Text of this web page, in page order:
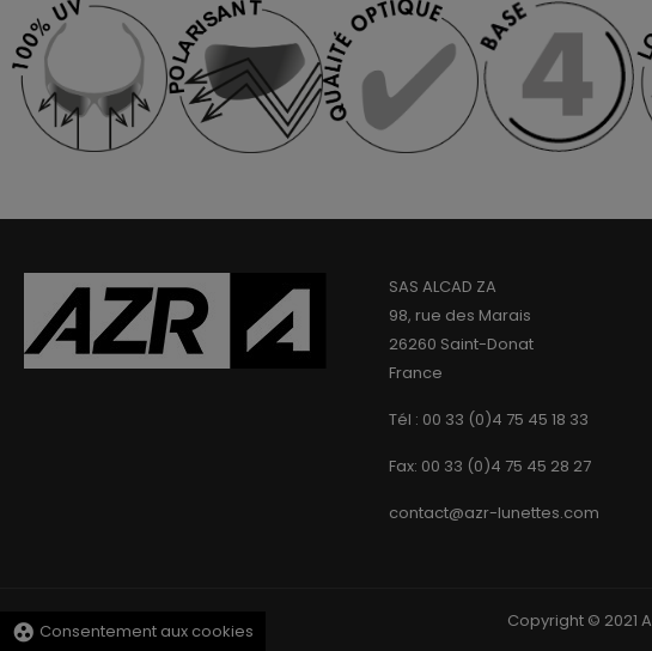
SAS ALCAD ZA
98, rue des Marais
26260 Saint-Donat
France
Tél : 00 33 (0)4 75 45 18 33
Fax: 00 33 (0)4 75 45 28 27
contact@azr-lunettes.com
Copyright © 2021
group_work Consentement aux cookies